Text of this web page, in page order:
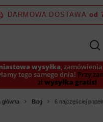
wysyłka,
tego samego dnia! Przy
złwysyłka gratis!
DARMOWA DOSTAWA od
Blog 6 najczęściej